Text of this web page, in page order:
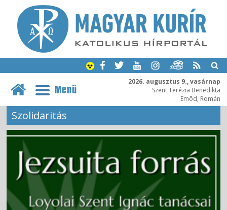
2026. augusztus 9., vasárnap
Szent Terézia Benedikta
Emõd, Román
Menü
Szolidaritás